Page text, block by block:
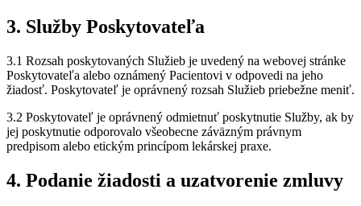
3. Služby Poskytovateľa
3.1 Rozsah poskytovaných Služieb je uvedený na webovej stránke
Poskytovateľa alebo oznámený Pacientovi v odpovedi na jeho
žiadosť. Poskytovateľ je oprávnený rozsah Služieb priebežne meniť.
3.2 Poskytovateľ je oprávnený odmietnuť poskytnutie Služby, ak by
jej poskytnutie odporovalo všeobecne záväzným právnym
predpisom alebo etickým princípom lekárskej praxe.
4. Podanie žiadosti a uzatvorenie zmluvy